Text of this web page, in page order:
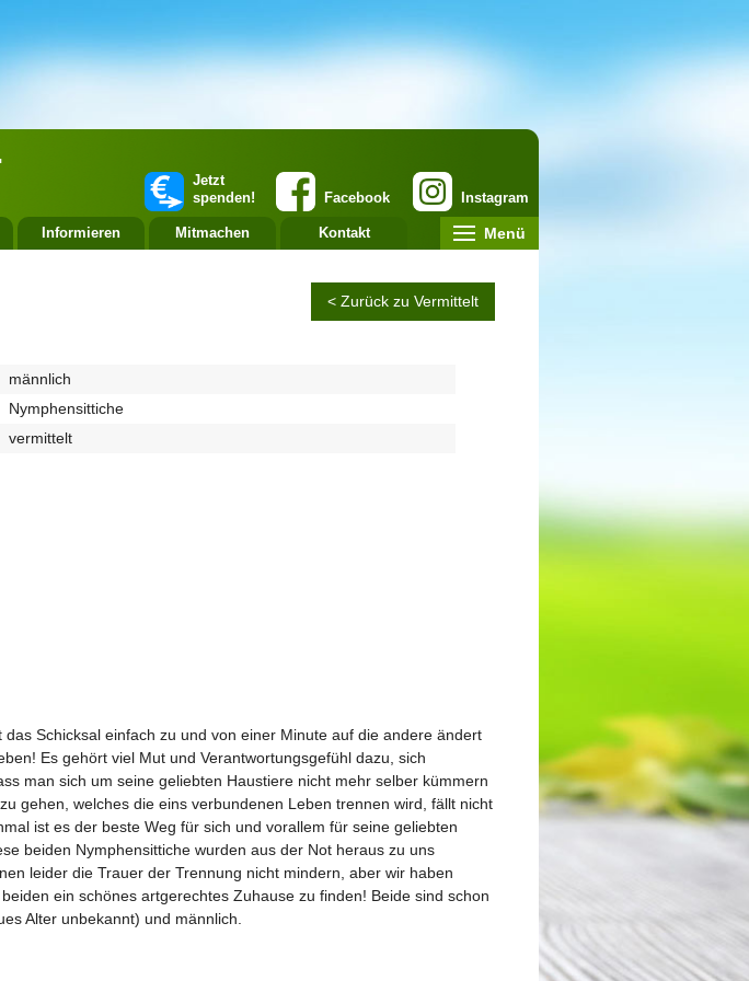
Instagram
Facebook
Jetzt
spenden!
Informieren Mitmachen Kontakt Menü
< Zurück zu Vermittelt
männlich
Nymphensittiche
vermittelt
das Schicksal einfach zu und von einer Minute auf die andere ändert
Es gehört viel Mut und Verantwortungsgefühl dazu, sich
man sich um seine geliebten Haustiere nicht mehr selber kümmern
gehen, welches die eins verbundenen Leben trennen wird, fällt nicht
ist es der beste Weg für sich und vorallem für seine geliebten
beiden Nymphensittiche wurden aus der Not heraus zu uns
leider die Trauer der Trennung nicht mindern, aber wir haben
ein schönes artgerechtes Zuhause zu finden! Beide sind schon
Alter unbekannt) und männlich.